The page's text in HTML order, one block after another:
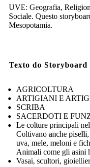
UVE: Geografia,
Sociale. Questo
Mesopotamia.
Texto do Storyboard
AGRICOLTURA
ARTIGIANI E
SCRIBA
SACERDOTI E
Le colture principali
Coltivano anche
uva, mele, meloni e
Animali come gli asini
Vasai, scultori,